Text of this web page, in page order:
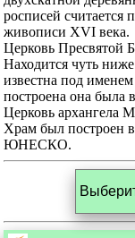
росписей считается
живописи XVI века.
Церковь Пресвятой
Находится чуть
известна под
построена она была
Церковь архангела
Храм был построен
ЮНЕСКО.